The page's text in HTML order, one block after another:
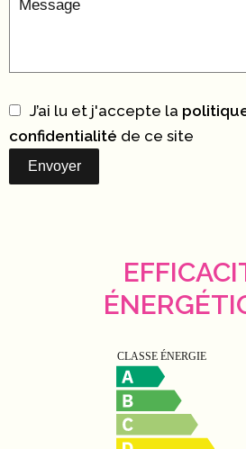
J’ai lu et j'accepte la
confidentialité de ce site
Envoyer